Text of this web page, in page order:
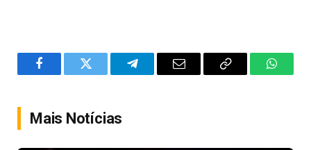
FacebookTwitter TelegramEmail
Copy
Mais Notícias